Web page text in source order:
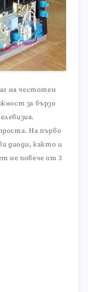
на честотен
за бързо
На първо
диоди, както и
не повече от 3